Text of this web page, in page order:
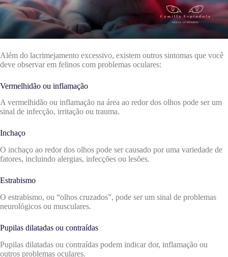
Além do lacrimejamento excessivo, existem outros sintomas que você
deve observar em felinos com problemas oculares:
Vermelhidão ou inflamação
A vermelhidão ou inflamação na área ao redor dos olhos pode ser um
sinal de infecção, irritação ou trauma.
Inchaço
O inchaço ao redor dos olhos pode ser causado por uma variedade de
fatores, incluindo alergias, infecções ou lesões.
Estrabismo
O estrabismo, ou “olhos cruzados”, pode ser um sinal de problemas
neurológicos ou musculares.
Pupilas dilatadas ou contraídas
Pupilas dilatadas ou contraídas podem indicar dor, inflamação ou
outros problemas oculares.